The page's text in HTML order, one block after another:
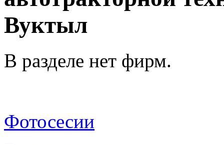
Вуктыл
В разделе нет фирм.
Фотосесии